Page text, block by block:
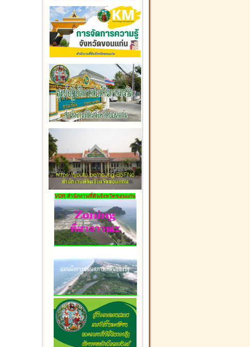
VDR สำนักงานที่ดินจังหวัดขอนแก่น